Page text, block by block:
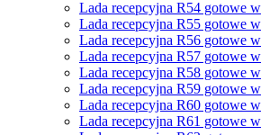
Lada recepcyjna R54 gotowe
Lada recepcyjna R55 gotowe
Lada recepcyjna R56 gotowe
Lada recepcyjna R57 gotowe
Lada recepcyjna R58 gotowe
Lada recepcyjna R59 gotowe
Lada recepcyjna R60 gotowe
Lada recepcyjna R61 gotowe